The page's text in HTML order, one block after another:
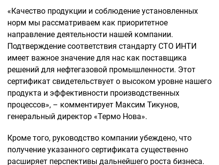
«Качество продукции и соблюдение установленных
норм мы рассматриваем как приоритетное
направление деятельности нашей компании.
Подтверждение соответствия стандарту СТО ИНТИ
имеет важное значение для нас как поставщика
решений для нефтегазовой промышленности. Этот
сертификат свидетельствует о высоком уровне нашего
продукта и эффективности производственных
процессов», – комментирует Максим Тикунов,
генеральный директор «Термо Нова».
Кроме того, руководство компании убеждено, что
получение указанного сертификата существенно
расширяет перспективы дальнейшего роста бизнеса.